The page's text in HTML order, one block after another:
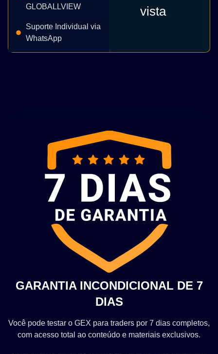
GLOBALLVIEW
Suporte Individual via
WhatsApp
vista
GARANTIA INCONDICIONAL DE 7
DIAS
Você pode testar o GEX para traders por 7 dias completos,
com acesso total ao conteúdo e materiais exclusivos.